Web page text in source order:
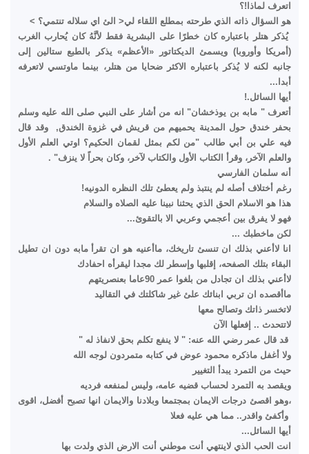
اتعرف لماذا!؟
هو السؤال ذاته الذي طرحته بمطلع اللقاء لي< الئ اي سلاله تنتمي؟ >
يُذكر هتلر باعتباره كان خطرًا على البشرية فقط لأنَّهُ كان يُحارب الغرب
(أمريكا وأوروبا) ويسمئ الديكتاتور «الأعظم» يذكر بالطبع ستالين إلى
جانبه لكنه لا يُذكر باعتباره الاكثر ضحايا من هتلر، بينما ماوتسي لاتعرفه
أبدا...
أيها السائل.!
أتعرف " مابه بن يوذخشان" انه من أشار على النبي صلى الله عليه وسلم
بحفر خندق حول المدينة يحميهم من قريش في غزوة الخندق, وقد قال
فيه علي بن أبي طالب "من لكم بمثل لقمان الحكيم؟ اوتي العلم الأول
والعلم الآخر، وقرأ الكتاب الأول والكتاب لآخر، وكان بحراً لا ينزف" .
أنه سلمان الفارسي
رغم أختلاف أصله لم ينتبذ ولم يعطئ تلك النظره الدونيه!
هذا هو الاسلام الحق الذي يحثنا نبينا عليه الصلاه والسلام
فهو لا يفرق بين أعجمي وعربي الا بالتقوئ...
لكن ماخطبك ...
انا لاأعني بذلك ان تنسئ تاريخك، ماأعنيه هو ان تقرأ مابه دون ان تطيل
البقاء بتلك الصفحه، إقلبها وإسطر لك مجدا ليقرأه احفادك
لاأعني بذلك ان تجادل من بلغوا عمر 90عاما بعنصريتهم
ماأقصده ان تربي ابنائك علئ غير شاكلتك في التقاليد
لاتخسر ذاتك وتصالح معها
لاتتحدث .. إفعلها الآن
قد قال عمر رضي الله عنه: " لا ينفع تكلم بحق لانفاذ له "
ولا أغفل ماذكره محمود عوض في كتابه متمردون لوجه الله
حيث من التمرد يبدأ التغيير
ويقصد به التمرد لحساب قضيه عامه، وليس لمنفعه فرديه
،وهو اقصئ درجات الايمان بمجتمعا وبلادنا والايمان انها تصبح أفضل، اقوى
وأكفئ واقدر.. مما هي عليه فعلا
أيها السائل...
انت الحب الذي لاينتهي أنت موطني أنت الارض الذي ولدت بها